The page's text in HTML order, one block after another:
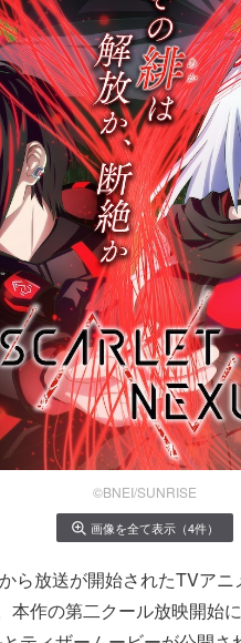
©BNEI/SUNRISE
画像を全て表示（4件）
ら放送が開始されたTVア
本作の第二クール放映開始